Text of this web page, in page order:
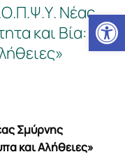
Νέας
και Βία:
Σμύρνης
και Αλήθειες»